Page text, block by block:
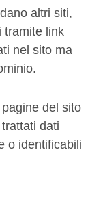
altri siti,
tramite link
nel sito ma
del sito
dati
o identificabili